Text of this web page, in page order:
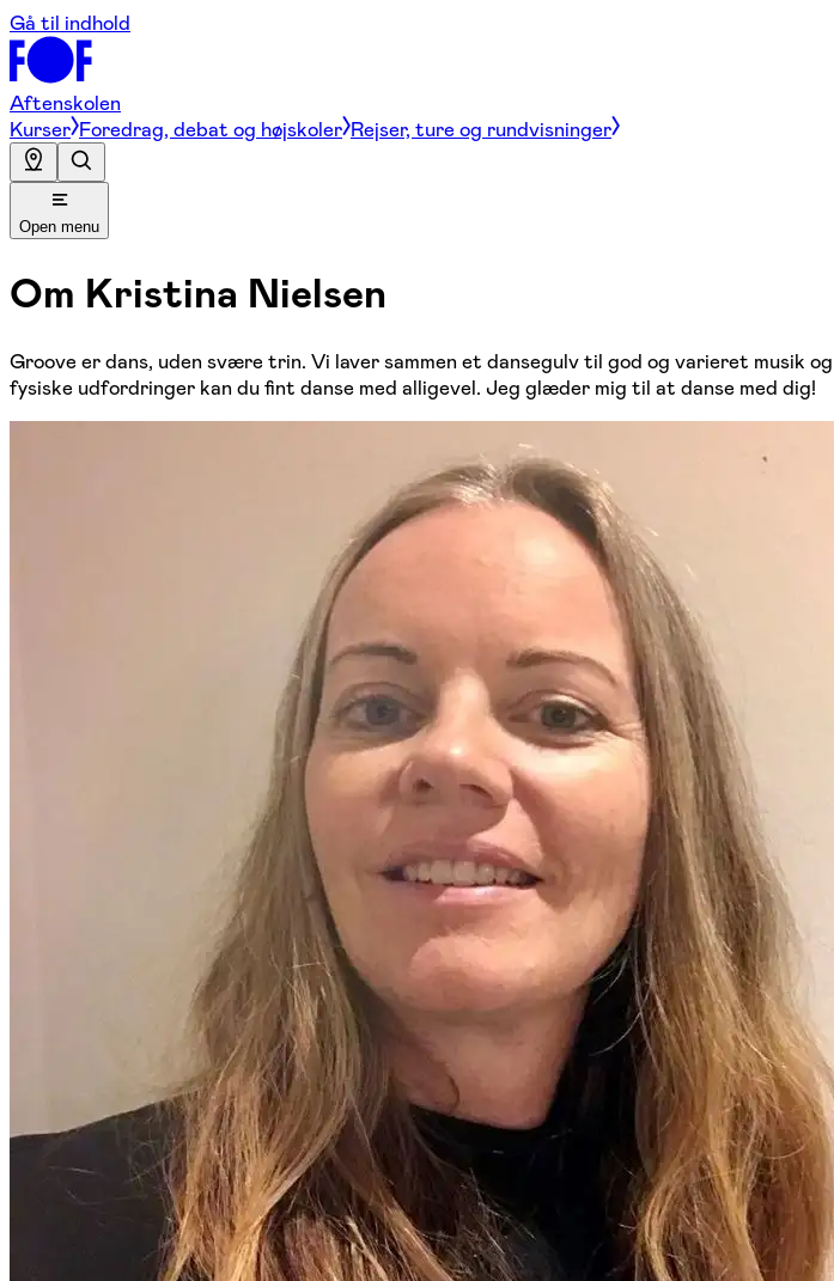
Gå til indhold
Aftenskolen
Kurser Foredrag, debat og højskoler Rejser, ture og rundvisninger
Open menu
Om Kristina Nielsen
Groove er dans, uden svære trin. Vi laver sammen et dansegulv til god og varieret musik
fysiske udfordringer kan du fint danse med alligevel. Jeg glæder mig til at danse med dig!